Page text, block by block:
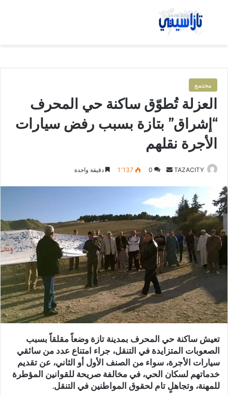
بحث عن
مجتمع
العزلة تُطوّق ساكنة حي المحرف
“إشراق” بتازة بسبب رفض سيارات
الأجرة نقلهم
TAZACITY
س
ل
ب
ي
د
ا
إ
ل
ك
ت
و
ن
ا
0 1٬137 دقيقة واحدة
تعيش ساكنة حي المحرف بمدينة تازة وضعاً مقلقاً بسبب
الصعوبات المتزايدة في التنقل، جراء امتناع عدد من سائقي
سيارات الأجرة، سواء من الصنف الأول أو الثاني، عن تقديم
خدماتهم لسكان الحي، في مخالفة صريحة للقوانين المؤطرة
للمهنة، وتجاهلٍ تام لحقوق المواطنين في التنقل.